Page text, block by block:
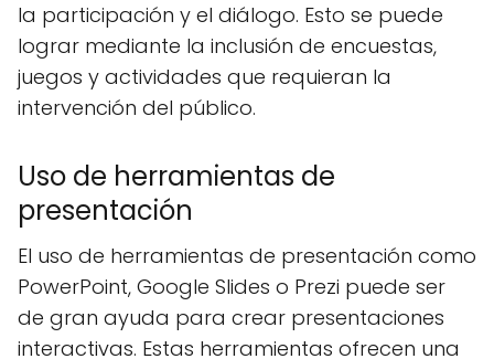
la participación y el diálogo. Esto se puede
lograr mediante la inclusión de encuestas,
juegos y actividades que requieran la
intervención del público.
Uso de herramientas de
presentación
El uso de herramientas de presentación como
PowerPoint, Google Slides o Prezi puede ser
de gran ayuda para crear presentaciones
interactivas. Estas herramientas ofrecen una